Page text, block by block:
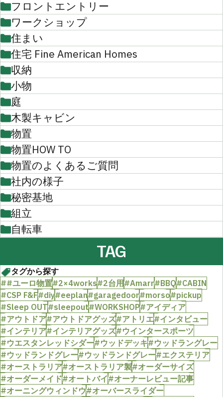
フロントエントリー
ワークショップ
住まい
住宅 Fine American Homes
収納
小物
庭
木製キャビン
物置
物置HOW TO
物置のよくあるご質問
社内の様子
秘密基地
組立
自転車
TAG
タグから探す
##ユーロ物置#2×4works#2台用#Amarr#BBQ#CABIN
#CSP F&F#diy#eeplan#garagedoor#morso#pickup
#Sleep OUT#sleepout#WORKSHOP#アイディア
#アウトドア#アウトドアグッズ#アトリエ#インタビュー
#インテリア#インテリアグッズ#ウインタースポーツ
#ウエスタンレッドシダー#ウッドデッキ#ウッドラングレー
#ウッドランドグレー#ウッドランドグレー#エクステリア
#オーストラリア#オーストラリア製#オーダーサイズ
#オーダーメイド#オートバイ#オーナーレビュー記事
#オーニングウィンドウ#オーバースライダー